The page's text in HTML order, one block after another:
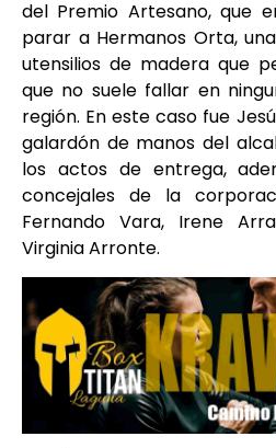
del Premio Artesano, que
parar a Hermanos Orta,
utensilios de madera que
que no suele fallar en
región. En este caso fue
galardón de manos del
los actos de entrega,
concejales de la
Fernando Vara, Irene
Virginia Arronte.